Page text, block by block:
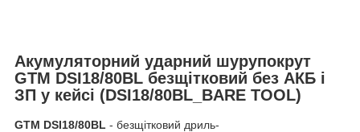
Акумуляторний ударний шурупокрут
GTM DSI18/80BL безщітковий без АКБ і
ЗП у кейсі (DSI18/80BL_BARE TOOL)
GTM DSI18/80BL - безщітковий дриль-